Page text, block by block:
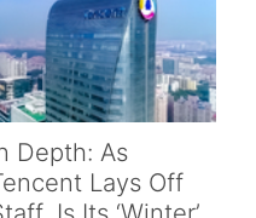
Depth: As
Lays Off